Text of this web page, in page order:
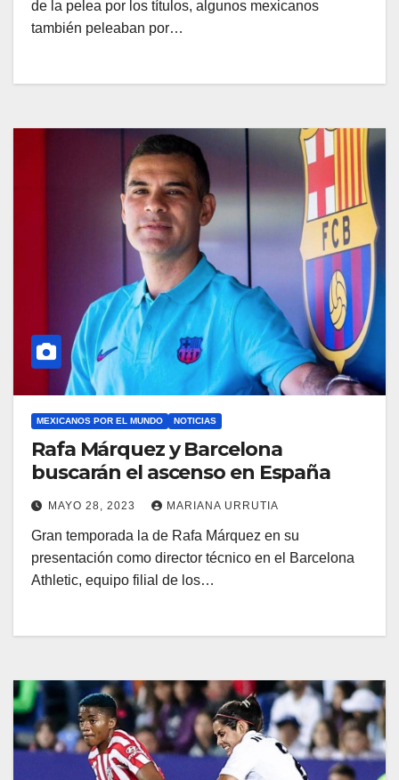
de la pelea por los títulos, algunos mexicanos
también peleaban por…
MEXICANOS POR EL MUNDO NOTICIAS
Rafa Márquez y Barcelona
buscarán el ascenso en España
MAYO 28, 2023 MARIANA URRUTIA
Gran temporada la de Rafa Márquez en su
presentación como director técnico en el Barcelona
Athletic, equipo filial de los…